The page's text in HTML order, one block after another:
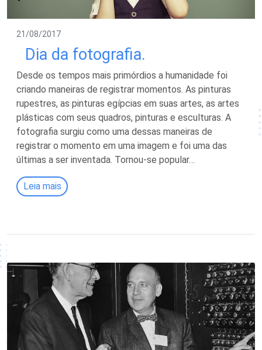
21/08/2017
Dia da fotografia.
Desde os tempos mais primórdios a humanidade foi
criando maneiras de registrar momentos. As pinturas
rupestres, as pinturas egípcias em suas artes, as artes
plásticas com seus quadros, pinturas e esculturas. A
fotografia surgiu como uma dessas maneiras de
registrar o momento em uma imagem e foi uma das
últimas a ser inventada. Tornou-se popular…
Leia mais